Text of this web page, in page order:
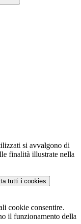
si avvalgono di
finalità illustrate nella
tutti i cookies
cookie consentire.
il funzionamento della